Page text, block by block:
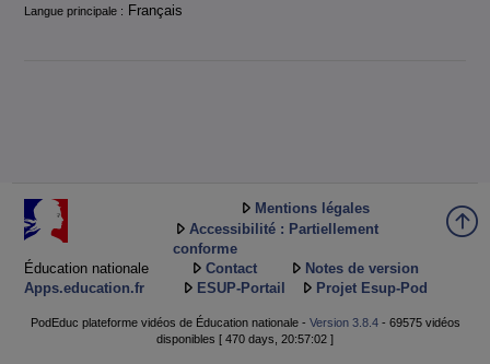
Langue principale : Français
Éducation nationale
Apps.education.fr
Mentions légales
Accessibilité : Partiellement
conforme
Contact
Notes de version
ESUP-Portail
Projet Esup-Pod
PodEduc plateforme vidéos de Éducation nationale - Version 3.8.4- 69575 vidéos
disponibles [ 470 days, 20:57:02 ]